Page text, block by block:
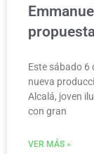
Este sábado 6
nueva
Alcalá, joven
con gran
VER MÁS »